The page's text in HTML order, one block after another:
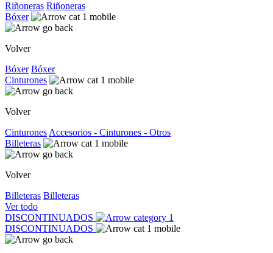
Riñoneras Riñoneras
Bóxer
Volver
Bóxer Bóxer
Cinturones
Volver
Cinturones Accesorios - Cinturones - Otros
Billeteras
Volver
Billeteras Billeteras
Ver todo
DISCONTINUADOS
DISCONTINUADOS